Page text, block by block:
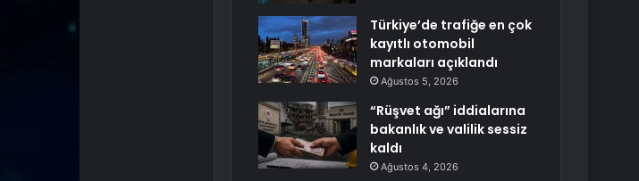
Türkiye’de trafiğe en çok
kayıtlı otomobil
markaları açıklandı
Ağustos 5, 2026
“Rüşvet ağı” iddialarına
bakanlık ve valilik sessiz
kaldı
Ağustos 4, 2026